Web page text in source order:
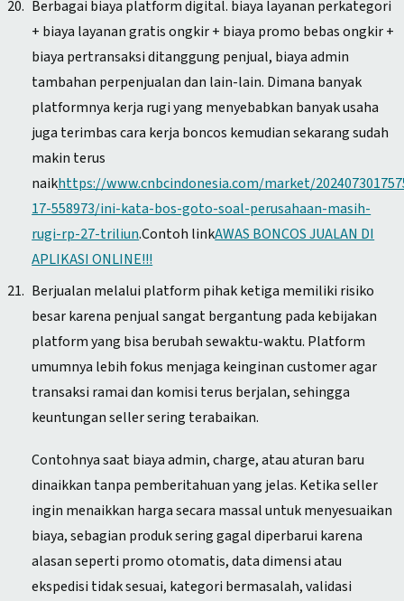
Berbagai biaya platform digital. biaya layanan perkategori
+ biaya layanan gratis ongkir + biaya promo bebas ongkir +
biaya pertransaksi ditanggung penjual, biaya admin
tambahan perpenjualan dan lain-lain. Dimana banyak
platformnya kerja rugi yang menyebabkan banyak usaha
juga terimbas cara kerja boncos kemudian sekarang sudah
makin terus
naikhttps://www.cnbcindonesia.com/market/
17-558973/ini-kata-bos-goto-soal-perusahaan-masih-
rugi-rp-27-triliun.Contoh linkAWAS BONCOS JUALAN DI
APLIKASI ONLINE!!!
Berjualan melalui platform pihak ketiga memiliki risiko
besar karena penjual sangat bergantung pada kebijakan
platform yang bisa berubah sewaktu-waktu. Platform
umumnya lebih fokus menjaga keinginan customer agar
transaksi ramai dan komisi terus berjalan, sehingga
keuntungan seller sering terabaikan.
Contohnya saat biaya admin, charge, atau aturan baru
dinaikkan tanpa pemberitahuan yang jelas. Ketika seller
ingin menaikkan harga secara massal untuk menyesuaikan
biaya, sebagian produk sering gagal diperbarui karena
alasan seperti promo otomatis, data dimensi atau
ekspedisi tidak sesuai, kategori bermasalah, validasi